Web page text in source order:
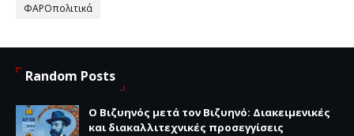
ΦΑΡΟπολιτικά
Random Posts
Ο Βιζυηνός μετά τον Βιζυηνό: Διακειμενικές
και διακαλλιτεχνικές προσεγγίσεις